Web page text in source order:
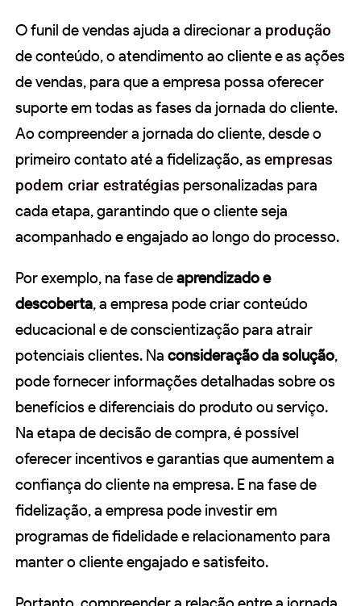
O funil de vendas ajuda a direcionar a produção
de conteúdo, o atendimento ao cliente e as ações
de vendas, para que a empresa possa oferecer
suporte em todas as fases da jornada do cliente.
Ao compreender a jornada do cliente, desde o
primeiro contato até a fidelização, asempresas
podem criar estratégias personalizadas para
cada etapa, garantindo que o cliente seja
acompanhado e engajado ao longo do processo.
Por exemplo, na fase deaprendizado e
descoberta, a empresa pode criar conteúdo
educacional e de conscientização para atrair
potenciais clientes. Na consideração da solução,
pode fornecer informações detalhadas sobre os
benefícios e diferenciais do produto ou serviço.
Na etapa de decisão de compra, é possível
oferecer incentivos e garantias que aumentem a
confiança do cliente na empresa. E na fase de
fidelização, a empresa pode investir em
programas de fidelidade e relacionamento para
manter o cliente engajado e satisfeito.